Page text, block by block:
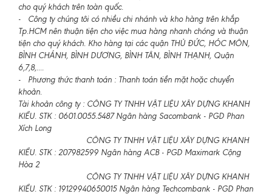
cho quý khách trên toàn quốc.
- Công ty chúng tôi có nhiều chi nhánh và kho hàng trên khắp
Tp.HCM nên thuận tiện cho việc mua hàng nhanh chóng và thuận
tiện cho quý khách. Kho hàng tại các quận THỦ ĐỨC, HÓC MÔN,
BÌNH CHÁNH, BÌNH DƯƠNG, BÌNH TÂN, BÌNH THẠNH, Quận
6,7,8,....
- Phương thức thanh toán : Thanh toán tiền mặt hoặc chuyển
khoản.
Tài khoản công ty : CÔNG TY TNHH VẬT LIỆU XÂY DỰNG KHANH
KIỀU. STK : 0601.0055.5487 Ngân hàng Sacombank - PGD Phan
Xích Long
CÔNG TY TNHH VẬT LIỆU XÂY DỰNG KHANH
KIỀU. STK : 207982599 Ngân hàng ACB - PGD Maximark Cộng
Hòa 2
CÔNG TY TNHH VẬT LIỆU XÂY DỰNG KHANH
KIỀU. STK : 19129940650015 Ngân hàng Techcombank - PGD Phan